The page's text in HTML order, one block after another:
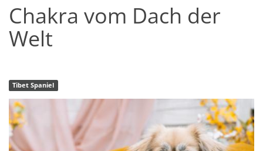
Chakra vom Dach der
Welt
Tibet Spaniel